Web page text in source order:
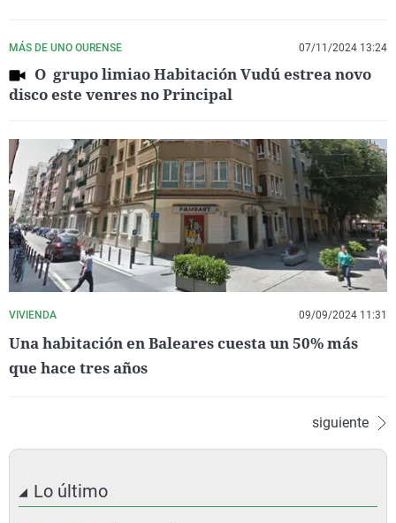
MÁS DE UNO OURENSE 07/11/2024 13:24
O grupo limiao Habitación Vudú estrea novo
disco este venres no Principal
VIVIENDA 09/09/2024 11:31
Una habitación en Baleares cuesta un 50% más
que hace tres años
siguiente
Lo último